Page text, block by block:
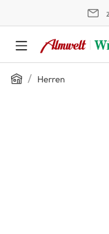
Home
/ Herren